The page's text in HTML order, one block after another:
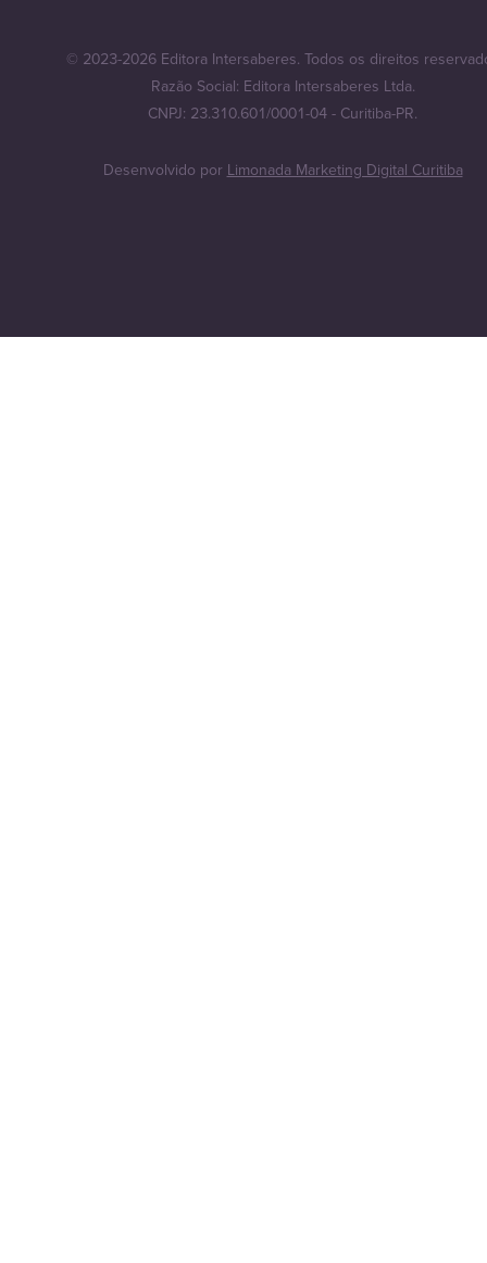
© 2023-2026 Editora Intersaberes. Todos os direitos
Razão Social: Editora Intersaberes Ltda.
CNPJ: 23.310.601/0001-04 - Curitiba-PR.
Desenvolvido por Limonada Marketing Digital Curitiba